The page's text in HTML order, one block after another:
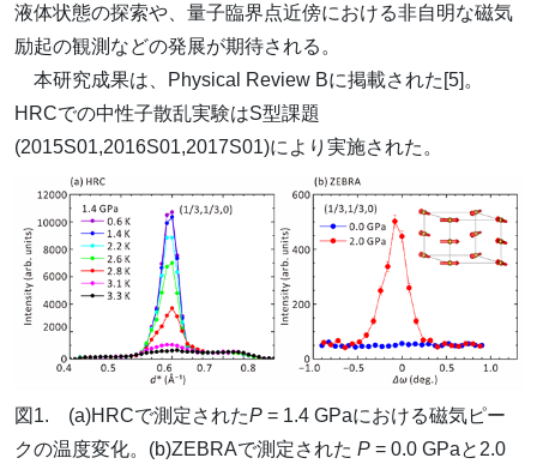
液体状態の探索や、量子臨界点近傍における非自明な磁気
励起の観測などの発展が期待される。
本研究成果は、Physical Review Bに掲載された[5]。
HRCでの中性子散乱実験はS型課題
(2015S01,2016S01,2017S01)により実施された。
図1. (a)HRCで測定されたP = 1.4 GPaにおける磁気ピー
クの温度変化。(b)ZEBRAで測定された P = 0.0 GPaと2.0